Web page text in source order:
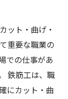
ット・曲げ・
重要な職業の
での仕事があ
鉄筋工は、職
にカット・曲